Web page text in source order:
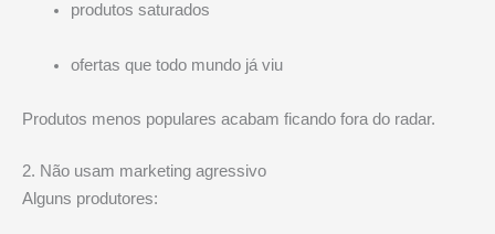
produtos saturados
ofertas que todo mundo já viu
Produtos menos populares acabam ficando fora do radar.
2. Não usam marketing agressivo
Alguns produtores: